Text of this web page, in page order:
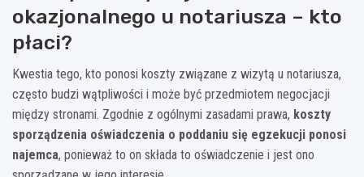
okazjonalnego u notariusza – kto
płaci?
Kwestia tego, kto ponosi koszty związane z wizytą u notariusza,
często budzi wątpliwości i może być przedmiotem negocjacji
między stronami. Zgodnie z ogólnymi zasadami prawa, koszty
sporządzenia oświadczenia o poddaniu się egzekucji ponosi
najemca, ponieważ to on składa to oświadczenie i jest ono